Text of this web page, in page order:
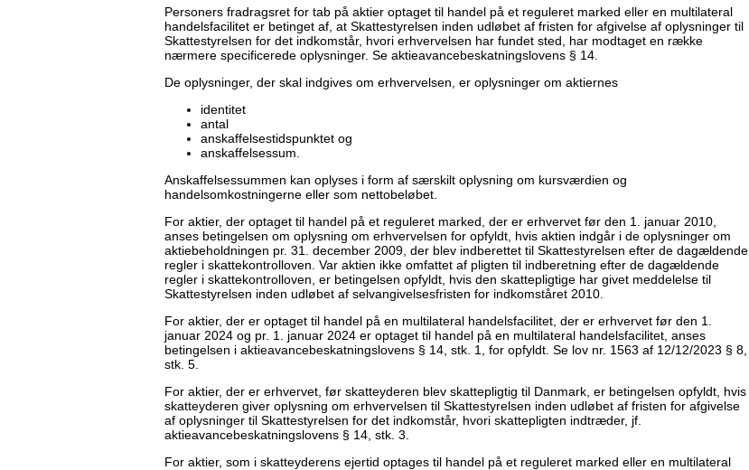
Personers fradragsret for tab på aktier optaget til handel på et reguleret marked eller en multilateral
handelsfacilitet er betinget af, at Skattestyrelsen inden udløbet af fristen for afgivelse af oplysninger til
Skattestyrelsen for det indkomstår, hvori erhvervelsen har fundet sted, har modtaget en række
nærmere specificerede oplysninger. Se aktieavancebeskatningslovens § 14.
De oplysninger, der skal indgives om erhvervelsen, er oplysninger om aktiernes
identitet
antal
anskaffelsestidspunktet og
anskaffelsessum.
Anskaffelsessummen kan oplyses i form af særskilt oplysning om kursværdien og
handelsomkostningerne eller som nettobeløbet.
For aktier, der optaget til handel på et reguleret marked, der er erhvervet før den 1. januar 2010,
anses betingelsen om oplysning om erhvervelsen for opfyldt, hvis aktien indgår i de oplysninger om
aktiebeholdningen pr. 31. december 2009, der blev indberettet til Skattestyrelsen efter de dagældende
regler i skattekontrolloven. Var aktien ikke omfattet af pligten til indberetning efter de dagældende
regler i skattekontrolloven, er betingelsen opfyldt, hvis den skattepligtige har givet meddelelse til
Skattestyrelsen inden udløbet af selvangivelsesfristen for indkomståret 2010.
For aktier, der er optaget til handel på en multilateral handelsfacilitet, der er erhvervet før den 1.
januar 2024 og pr. 1. januar 2024 er optaget til handel på en multilateral handelsfacilitet, anses
betingelsen i aktieavancebeskatningslovens § 14, stk. 1, for opfyldt. Se lov nr. 1563 af 12/12/2023 § 8,
stk. 5.
For aktier, der er erhvervet, før skatteyderen blev skattepligtig til Danmark, er betingelsen opfyldt, hvis
skatteyderen giver oplysning om erhvervelsen til Skattestyrelsen inden udløbet af fristen for afgivelse
af oplysninger til Skattestyrelsen for det indkomstår, hvori skattepligten indtræder, jf.
aktieavancebeskatningslovens § 14, stk. 3.
For aktier, som i skatteyderens ejertid optages til handel på et reguleret marked eller en multilateral